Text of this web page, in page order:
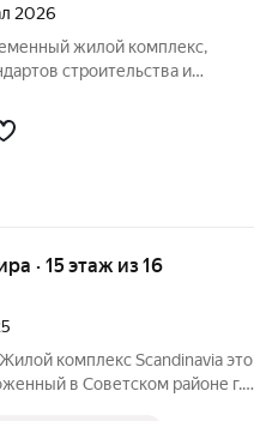
2026
строительства и
Финансовая безопасность:
· 15 этаж из 16
комплекс Scandinavia это
в Советском районе г.